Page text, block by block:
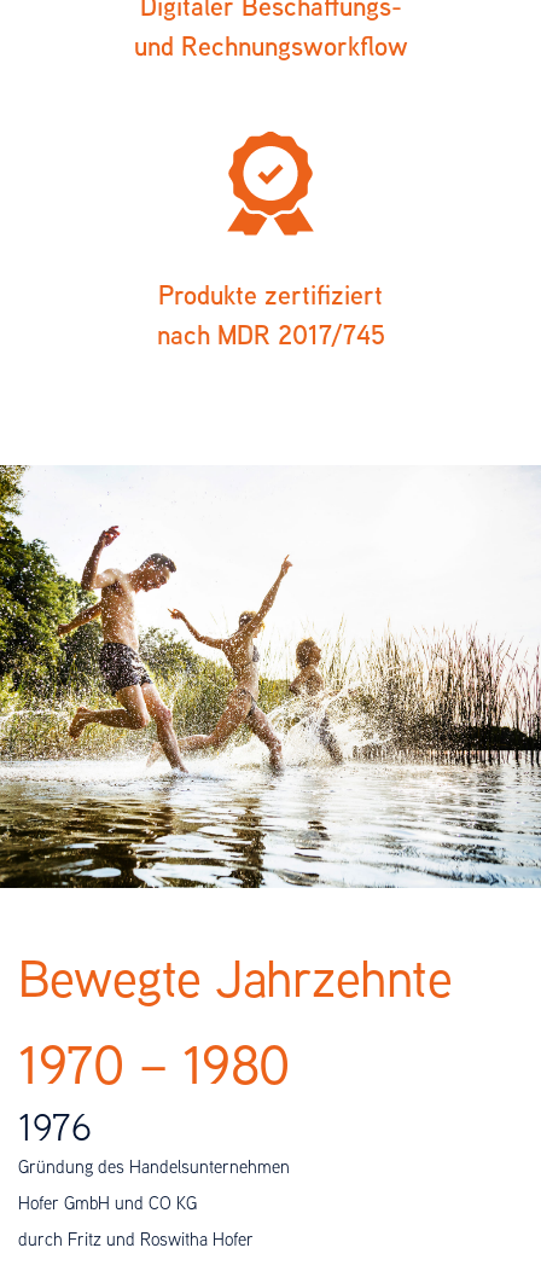
und Rechnungsworkflow
Produkte zertifiziert
nach MDR 2017/745
Bewegte Jahrzehnte
1970 – 1980
1976
Gründung des Handelsunternehmen
Hofer GmbH und CO KG
durch Fritz und Roswitha Hofer